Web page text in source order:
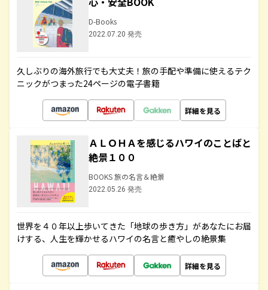
D-Books
2022.07.20 発売
久しぶりの海外旅行でも大丈夫！旅の手配や準備に使えるテク
ニックがつまった24ページの電子書籍
詳細を見る
ＡＬＯＨＡを感じるハワイのことばと
絶景１００
BOOKS 旅の名言＆絶景
2022.05.26 発売
世界を４０年以上歩いてきた「地球の歩き方」があなたにお届
けする、人生を輝かせるハワイの名言と癒やしの絶景集
詳細を見る